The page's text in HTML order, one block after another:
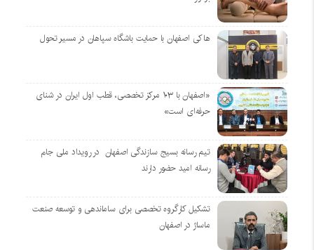
هاکی اصفهان با حمایت باشگاه سپاهان در مسیر تحول
«اصفهان با ۱۰۳ مرکز تخصصی، قطب اول ایران در شنای
حرفه‌ای است»
تیم رسانه بسیج سازندگی اصفهان در رویداد ملی جام
رسانه امید حضور دارند
تشکیل کارگروه تخصصی برای ساماندهی و توسعه صنعت
ماساژ در اصفهان